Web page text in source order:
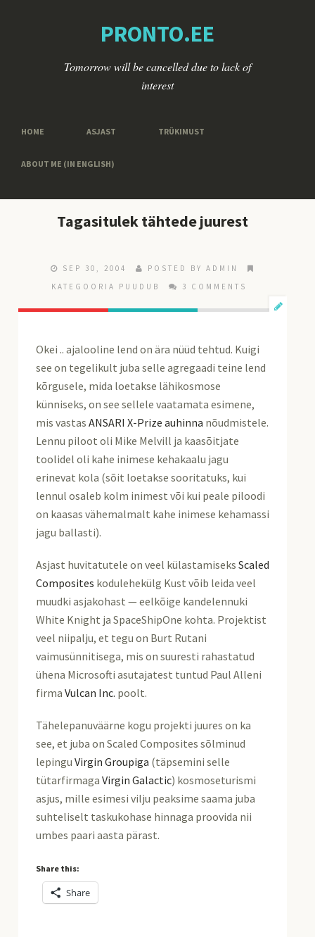
PRONTO.EE
Tomorrow will be cancelled due to lack of
interest
HOME ASJAST TRÜKIMUST
ABOUT ME (IN ENGLISH)
Tagasitulek tähtede juurest
SEP 30, 2004
POSTED BY ADMIN
KATEGOORIA PUUDUB
3 COMMENTS
Okei .. ajalooline lend on ära nüüd tehtud. Kuigi
see on tegelikult juba selle agregaadi teine lend
kõrgusele, mida loetakse lähikosmose
künniseks, on see sellele vaatamata esimene,
mis vastasANSARI X-Prize auhinna nõudmistele.
Lennu piloot oli Mike Melvill ja kaasõitjate
toolidel oli kahe inimese kehakaalu jagu
erinevat kola (sõit loetakse sooritatuks, kui
lennul osaleb kolm inimest või kui peale piloodi
on kaasas vähemalmalt kahe inimese kehamassi
jagu ballasti).
Asjast huvitatutele on veel külastamiseksScaled
Composites kodulehekülg Kust võib leida veel
muudki asjakohast — eelkõige kandelennuki
White Knight ja SpaceShipOne kohta. Projektist
veel niipalju, et tegu on Burt Rutani
vaimusünnitisega, mis on suuresti rahastatud
ühena Microsofti asutajatest tuntud Paul Alleni
firmaVulcan Inc. poolt.
Tähelepanuväärne kogu projekti juures on ka
see, et juba on Scaled Composites sõlminud
lepinguVirgin Groupiga (täpsemini selle
tütarfirmagaVirgin Galactic) kosmoseturismi
asjus, mille esimesi vilju peaksime saama juba
suhteliselt taskukohase hinnaga proovida nii
umbes paari aasta pärast.
Share this:
Share